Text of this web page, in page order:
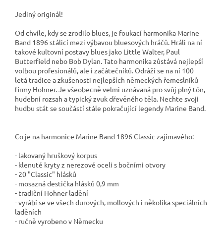
Jediný originál!
Od chvíle, kdy se zrodilo blues, je foukací harmonika Marine
Band 1896 stálicí mezi výbavou bluesových hráčů. Hráli na ní
takové kultovní postavy blues jako Little Walter, Paul
Butterfield nebo Bob Dylan. Tato harmonika zůstává nejlepší
volbou profesionálů, ale i začátečníků. Odráží se na ní 100
letá tradice a zkušenosti nejlepších německých řemeslníků
firmy Hohner. Je všeobecně velmi uznávaná pro svůj plný tón,
hudební rozsah a typický zvuk dřevěného těla. Nechte svoji
hudbu stát se součástí stále pokračující legendy Marine Band.
Co je na harmonice Marine Band 1896 Classic zajímavého:
- lakovaný hruškový korpus
- klenuté kryty z nerezové oceli s bočními otvory
- 20 "Classic" hlásků
- mosazná destička hlásků 0,9 mm
- tradiční Hohner ladění
- vyrábí se ve všech durových, mollových i několika speciálních
laděních
- ručně vyrobeno v Německu